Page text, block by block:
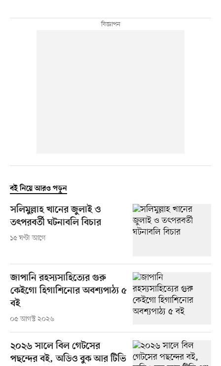
বই নিয়ে আরও পড়ুন
সলিমুল্লাহ খানের জুলাই ও
তৎপরবর্তী ঘটনাবলি বিচার
১৫ ঘণ্টা আগে
জাপানি রহস্যসাহিত্যের গুরু
কেইগো হিগাশিনোর অবশ্যপাঠ্য ৫
বই
০৫ আগস্ট ২০২৬
২০২৬ সালে বিল গেটসের
পছন্দের বই, অডিও বুক আর টিভি